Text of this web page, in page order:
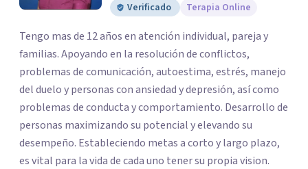
Verificado
Terapia Online
Tengo mas de 12 años en atención individual, pareja y
familias. Apoyando en la resolución de conflictos,
problemas de comunicación, autoestima, estrés, manejo
del duelo y personas con ansiedad y depresión, así como
problemas de conducta y comportamiento. Desarrollo de
personas maximizando su potencial y elevando su
desempeño. Estableciendo metas a corto y largo plazo,
es vital para la vida de cada uno tener su propia vision.